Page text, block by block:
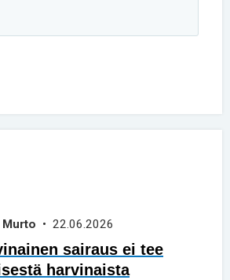
• 22.06.2026
sairaus ei tee
harvinaista